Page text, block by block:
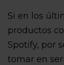
Si en los
productos
Spotify, por
tomar en